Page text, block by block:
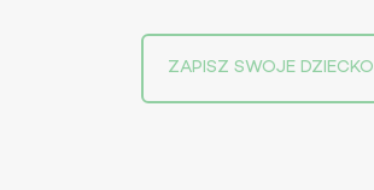
ZAPISZ SWOJE DZIECKO